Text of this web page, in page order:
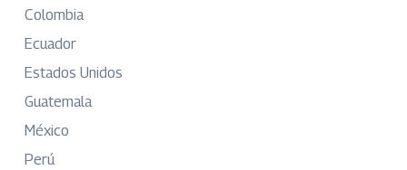
Colombia
Ecuador
Estados Unidos
Guatemala
México
Perú